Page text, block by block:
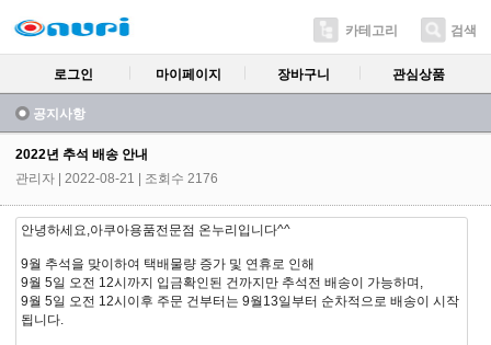
카테고리 검색
로그인 마이페이지 장바구니 관심상품
공지사항
2022년 추석 배송 안내
관리자
| 2022-08-21 | 조회수 2176
안녕하세요,아쿠아용품전문점 온누리입니다^^
9월 추석을 맞이하여 택배물량 증가 및 연휴로 인해
9월 5일 오전 12시까지 입금확인된 건까지만 추석전 배송이 가능하며,
9월 5일 오전 12시이후 주문 건부터는 9월13일부터 순차적으로 배송이 시작
됩니다.